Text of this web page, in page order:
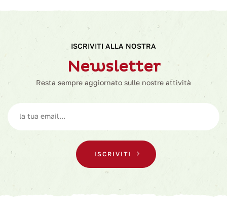
Newsletter
ISCRIVITI ALLA NOSTRA
Resta sempre aggiornato sulle nostre attività
ISCRIVITI